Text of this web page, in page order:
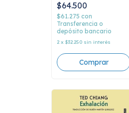
$64.500
$61.275 con
Transferencia o
depósito bancario
2 x $32.250 sin interés